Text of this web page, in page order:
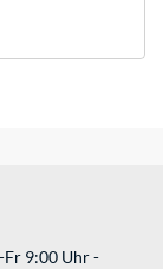
Fr 9:00 Uhr -